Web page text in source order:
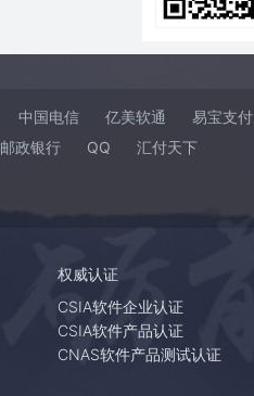
中国电信 亿美软通 易宝支付
邮政银行 QQ 汇付天下
权威认证
CSIA软件企业认证
CSIA软件产品认证
CNAS软件产品测试认证